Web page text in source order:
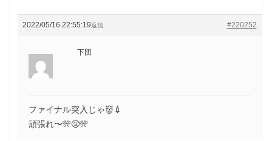
2022/05/16 22:55:19 #220252
返信
下団
ファイナル突入じゃ👹💉
頑張れ〜🎌😤🎌